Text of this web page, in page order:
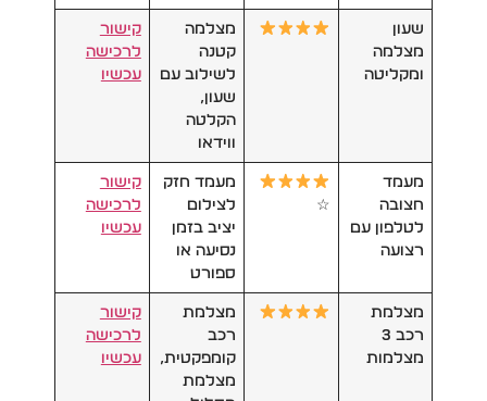
שעון
מצלמה
ומקליטה
מצלמה
קטנה
לשילוב עם
שעון,
הקלטה
ווידאו
קישור
לרכישה
עכשיו
מעמד
חצובה
לטלפון עם
רצועה
☆
מעמד חזק
לצילום
יציב בזמן
נסיעה או
ספורט
קישור
לרכישה
עכשיו
מצלמת
רכב 3
מצלמות
מצלמת
רכב
קומפקטית,
מצלמת
קישור
לרכישה
עכשיו